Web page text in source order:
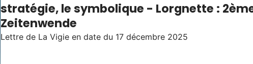
stratégie, le symbolique - Lorgnette :
Zeitenwende
Lettre de La Vigie en date du 17 décembre 2025